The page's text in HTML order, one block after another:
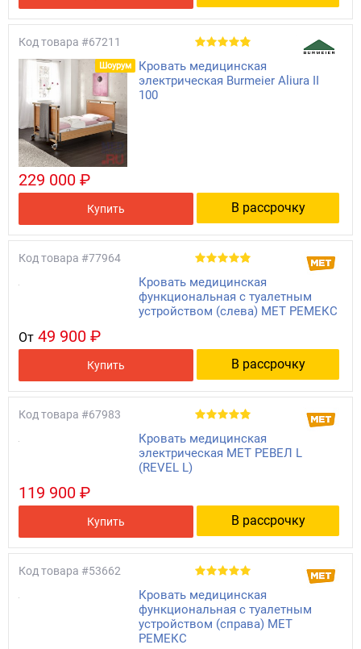
Код товара #67211
Шоурум
Кровать медицинская
электрическая Burmeier Aliura II
100
229 000 ₽
Купить В рассрочку
Код товара #77964
Кровать медицинская
функциональная с туалетным
устройством (слева) МЕТ РЕМЕКС
От 49 900 ₽
Купить В рассрочку
Код товара #67983
Кровать медицинская
электрическая MET РЕВЕЛ L
(REVEL L)
119 900 ₽
Купить В рассрочку
Код товара #53662
Кровать медицинская
функциональная с туалетным
устройством (справа) МЕТ
РЕМЕКС